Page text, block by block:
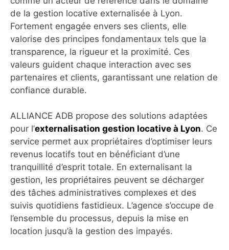
de la gestion locative externalisée à Lyon.
Fortement engagée envers ses clients, elle
valorise des principes fondamentaux tels que la
transparence, la rigueur et la proximité. Ces
valeurs guident chaque interaction avec ses
partenaires et clients, garantissant une relation de
confiance durable.
ALLIANCE ADB propose des solutions adaptées
pour l’externalisation gestion locative à Lyon. Ce
service permet aux propriétaires d’optimiser leurs
revenus locatifs tout en bénéficiant d’une
tranquillité d’esprit totale. En externalisant la
gestion, les propriétaires peuvent se décharger
des tâches administratives complexes et des
suivis quotidiens fastidieux. L’agence s’occupe de
l’ensemble du processus, depuis la mise en
location jusqu’à la gestion des impayés.